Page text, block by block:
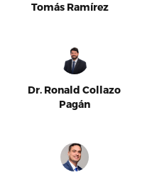
Tomás Ramírez
Dr. Ronald Collazo
Pagán